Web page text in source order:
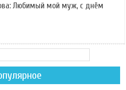
Любимый мой муж, с днём